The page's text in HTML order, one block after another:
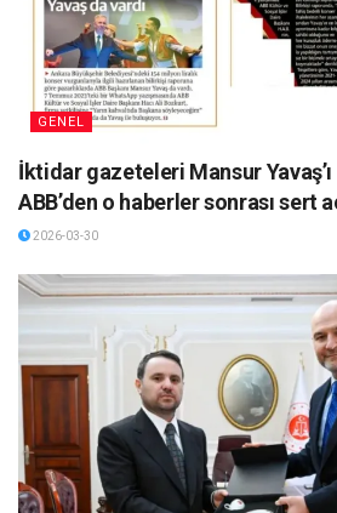
GENEL
İktidar gazeteleri Mansur Yavaş’ı
ABB’den o haberler sonrası sert
2026-03-30